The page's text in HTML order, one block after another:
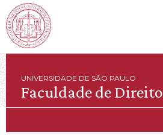
UNIVERSIDADE DE SÃO PAULO
Faculdade de Direito